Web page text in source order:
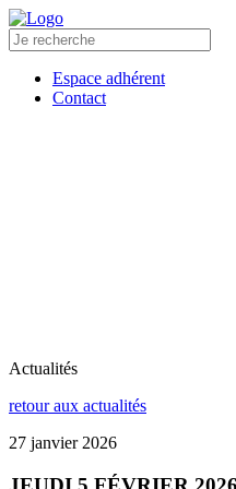
Espace adhérent
Contact
Actualités
retour aux actualités
27 janvier 2026